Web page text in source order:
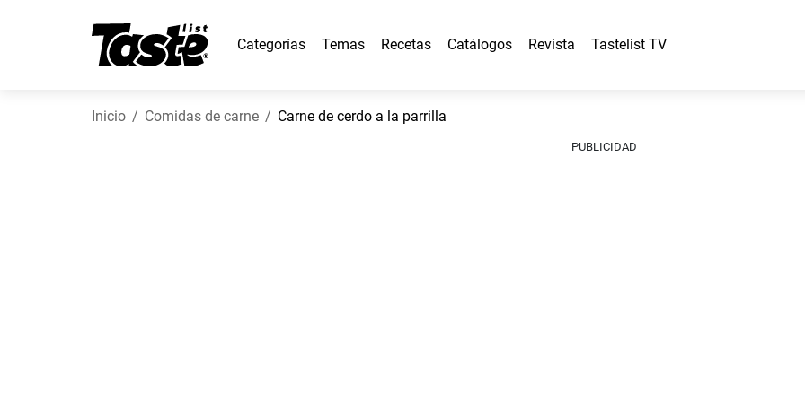
Categorías Temas Recetas Catálogos Revista Tastelist TV
Inicio Comidas de carne Carne de cerdo a la parrilla
PUBLICIDAD